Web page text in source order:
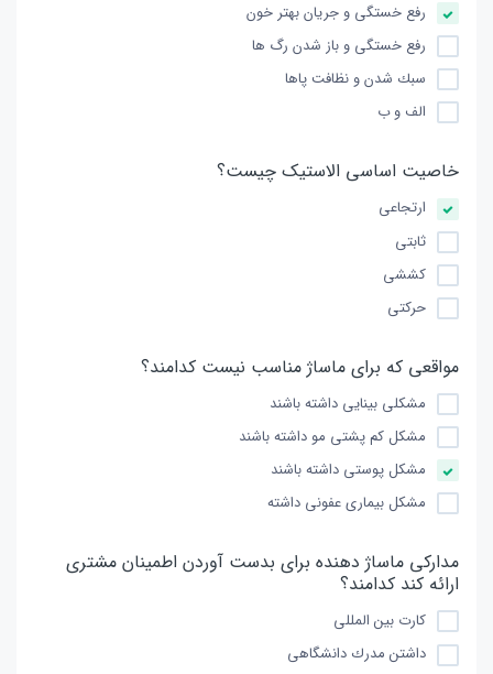
رفع خستگی و جریان بهتر خون
رفع خستگی و باز شدن رگ ها
سبك شدن و نظافت پاها
الف و ب
خاصیت اساسی الاستیک چیست؟
ارتجاعی
ثابتی
كششی
حركتی
مواقعی كه برای ماساژ مناسب نیست كدامند؟
مشكلی بینایی داشته باشند
مشكل كم پشتی مو داشته باشند
مشكل پوستی داشته باشند
مشكل بیماری عفونی داشته
مداركی ماساژ دهنده برای بدست آوردن اطمینان مشتری
ارائه كند كدامند؟
كارت بین المللی
داشتن مدرك دانشگاهی